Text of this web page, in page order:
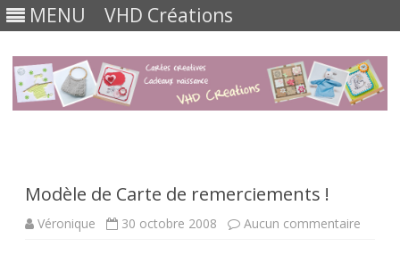
MENU VHD Créations
Modèle de Carte de remerciements !
Véronique 30 octobre 2008 Aucun commentaire